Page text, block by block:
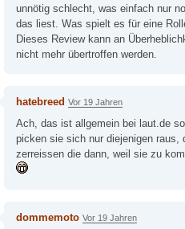
unnötig schlecht, was einfach nur
das liest. Was spielt es für eine
Dieses Review kann an
nicht mehr übertroffen werden.
hatebreed Vor 19 Jahren
Ach, das ist allgemein bei laut.de
picken sie sich nur diejenigen raus,
zerreissen die dann, weil sie zu
dommemoto Vor 19 Jahren